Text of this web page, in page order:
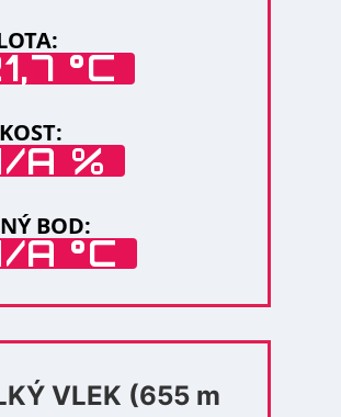
°C
A %
BOD:
A °C
VLEK (655 m